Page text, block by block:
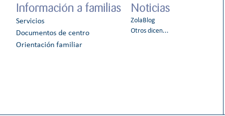
Información a familias
Servicios
Documentos de centro
Orientación familiar
Noticias
ZolaBlog
Otros dicen...